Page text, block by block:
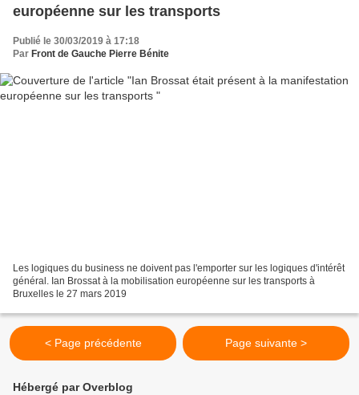
européenne sur les transports
Publié le 30/03/2019 à 17:18
Par Front de Gauche Pierre Bénite
Les logiques du business ne doivent pas l'emporter sur les logiques d'intérêt
général. Ian Brossat à la mobilisation européenne sur les transports à
Bruxelles le 27 mars 2019
< Page précédente Page suivante >
Hébergé par Overblog